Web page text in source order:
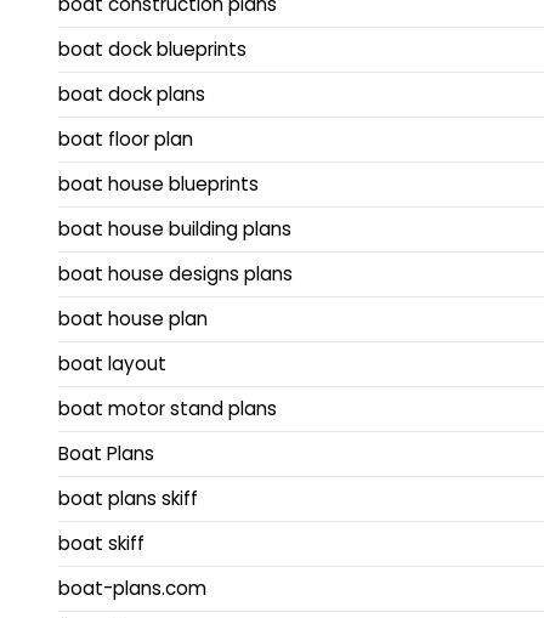
boat dock blueprints
boat dock plans
boat floor plan
boat house blueprints
boat house building plans
boat house designs plans
boat house plan
boat layout
boat motor stand plans
Boat Plans
boat plans skiff
boat skiff
boat-plans.com